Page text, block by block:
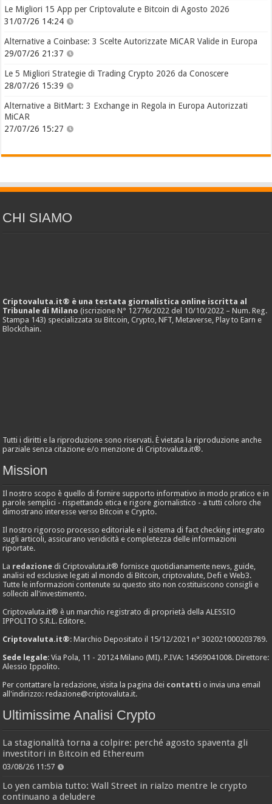
Le Migliori 15 App per Criptovalute e Bitcoin di Agosto 2026
31/07/26 14:24
Alternative a Coinbase: 3 Scelte Autorizzate MiCAR Valide in Europa
29/07/26 21:37
Le 5 Migliori Strategie di Trading Crypto 2026 da Conoscere
28/07/26 15:39
Alternative a BitMart: 3 Exchange in Regola in Europa Autorizzati
MiCAR
27/07/26 15:27
CHI SIAMO
Criptovaluta.it® è una testata giornalistica online iscritta al
Tribunale di Milano (iscrizione N° 12776/2022 del 10/10/2022 – Num. Reg.
Stampa 143) specializzata su Bitcoin, Crypto, NFT, Metaverse, Play to Earn e
Blockchain.
Tutti i diritti e la riproduzione sono riservati. È vietata la riproduzione anche
parziale senza citazione e/o menzione di Criptovaluta.it®.
Mission
Il nostro scopo è quello di fornire supporto informativo in modo pratico e in
parole semplici - rispettando etica e rigore giornalistico - a tutti coloro che
dimostrano interesse verso Bitcoin e Crypto.
Il nostro rigoroso processo editoriale e il sistema di fact checking integrato
sugli articoli, assicurano veridicità e completezza delle informazioni
riportate.
La redazione di Criptovaluta.it® fornisce quotidianamente news, guide,
analisi ed esclusive legati al mondo di Bitcoin, criptovalute, Defi e Web3.
Tutte le informazioni contenute su questo sito non costituiscono consigli e
solleciti all'investimento.
Criptovaluta.it® è un marchio registrato di proprietà della ALESSIO
IPPOLITO S.R.L. Editore.
Criptovaluta.it®: Marchio Depositato il 15/12/2021 n° 302021000203789.
Sede legale: Via Pola, 11 - 20124 Milano (MI). P.IVA: 14569041008. Direttore:
Alessio Ippolito.
Per contattare la redazione, visita la pagina dei contatti o invia una email
all'indirizzo:redazione@criptovaluta.it.
Ultimissime Analisi Crypto
La stagionalità torna a colpire: perché agosto spaventa gli
investitori in Bitcoin ed Ethereum
03/08/26 11:57
Lo yen cambia tutto: Wall Street in rialzo mentre le crypto
continuano a deludere